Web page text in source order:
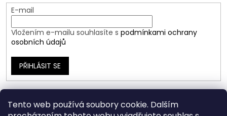
Tento web používá soubory cookie. Dalším
E-mail
Vložením e-mailu souhlasíte s podmínkami ochrany
osobních údajů
PŘIHLÁSIT SE